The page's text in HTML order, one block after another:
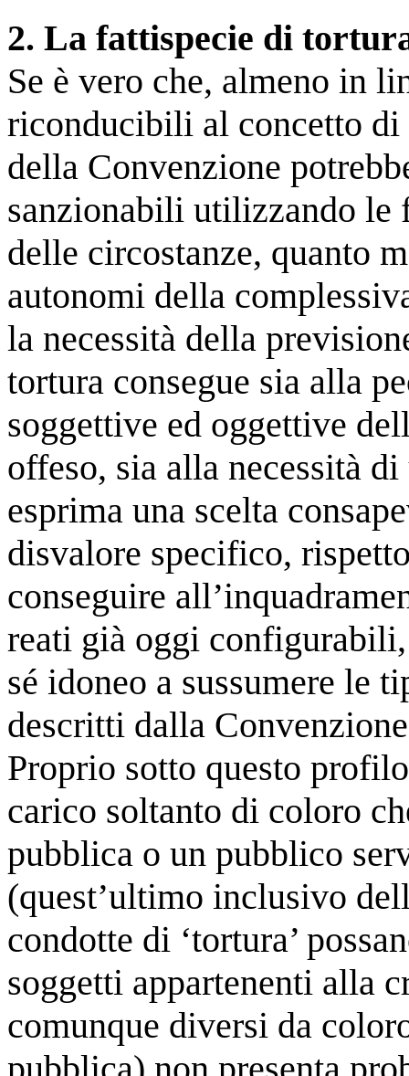
2. La fattispecie di
Se è vero che, almeno in
riconducibili al concetto di
della Convenzione
sanzionabili utilizzando le
delle circostanze, quanto
autonomi della
la necessità della
tortura consegue sia alla
soggettive ed oggettive
offeso, sia alla necessità
esprima una scelta
disvalore specifico,
conseguire
reati già oggi
sé idoneo a sussumere le
descritti dalla
Proprio sotto questo
carico soltanto di coloro
pubblica o un pubblico
(quest’ultimo inclusivo
condotte di ‘tortura’
soggetti appartenenti alla
comunque diversi da
pubblica) non presenta